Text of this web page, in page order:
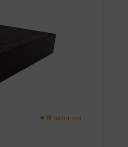
В наличии